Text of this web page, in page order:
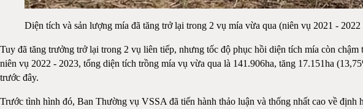
Diện tích và sản lượng mía đã tăng trở lại trong 2 vụ mía vừa qua (niên vụ 2021 -
Tuy đã tăng trưởng trở lại trong 2 vụ liên tiếp, nhưng tốc độ phục hồi diện tích mía còn
niên vụ 2022 - 2023, tổng diện tích trồng mía vụ vừa qua là 141.906ha, tăng 17.151ha
trước đây.
Trước tình hình đó, Ban Thường vụ VSSA đã tiến hành thảo luận và thống nhất cao về